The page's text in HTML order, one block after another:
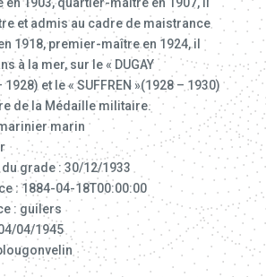
et admis au cadre de maistrance
1918, premier-maître en 1924, il
à la mer, sur le « DUGAY
1928) et le « SUFFREN »(1928 – 1930)
de la Médaille militaire.
marin
du grade : 30/12/1933
: 1884-04-18T00:00:00
: guilers
04/1945